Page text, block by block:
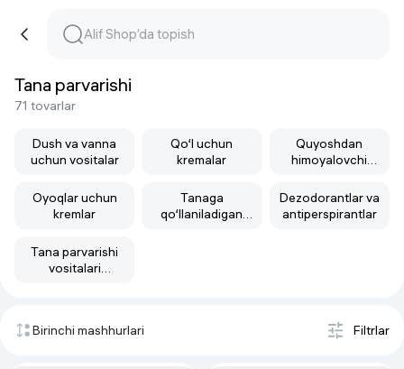
Tana parvarishi
71 tovarlar
Dush va vanna
uchun vositalar
Qo‘l uchun
kremalar
Quyoshdan
himoyalovchi
Oyoqlar uchun
kremlar
Tanaga
qo‘llaniladigan
Dezodorantlar va
antiperspirantlar
Tana parvarishi
vositalari
Birinchi mashhurlari Filtrlar